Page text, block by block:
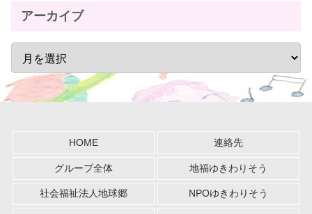
アーカイブ
HOME 連絡先
グループ全体 地福ゆきわりそう
社会福祉法人地球郷 NPOゆきわりそう